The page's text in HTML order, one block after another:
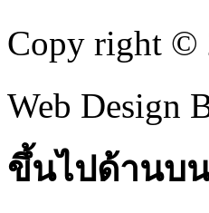
Copy right ©
Web Design
ขึ้นไปด้านบ